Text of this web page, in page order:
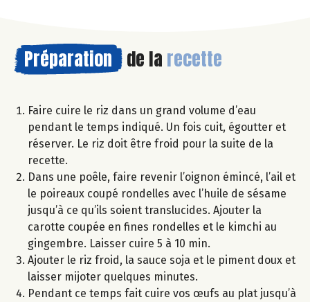
Préparation de la recette
Faire cuire le riz dans un grand volume d’eau
pendant le temps indiqué. Un fois cuit, égoutter et
réserver. Le riz doit être froid pour la suite de la
recette.
Dans une poêle, faire revenir l’oignon émincé, l’ail et
le poireaux coupé rondelles avec l’huile de sésame
jusqu’à ce qu’ils soient translucides. Ajouter la
carotte coupée en fines rondelles et le kimchi au
gingembre. Laisser cuire 5 à 10 min.
Ajouter le riz froid, la sauce soja et le piment doux et
laisser mijoter quelques minutes.
Pendant ce temps fait cuire vos œufs au plat jusqu’à